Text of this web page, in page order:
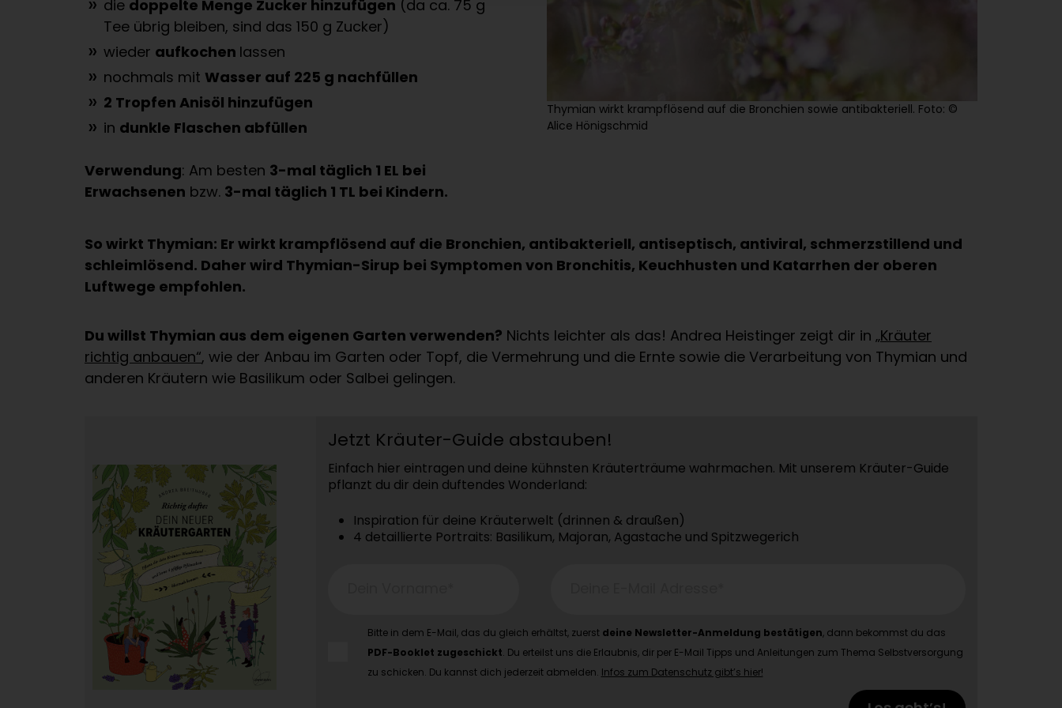
die doppelte Menge Zucker hinzufügen (da ca. 75 g
Tee übrig bleiben, sind das 150 g Zucker)
wieder aufkochen lassen
nochmals mit Wasser auf 225 g nachfüllen
2 Tropfen Anisöl hinzufügen
in dunkle Flaschen abfüllen
Verwendung: Am besten 3-mal täglich 1 EL bei
Erwachsenen bzw. 3-mal täglich 1 TL bei Kindern.
Thymian wirkt krampflösend auf die Bronchien sowie antibakteriell. Foto: ©
Alice Hönigschmid
So wirkt Thymian: Er wirkt krampflösend auf die Bronchien, antibakteriell, antiseptisch, antiviral, schmerzstillend und
schleimlösend. Daher wird Thymian-Sirup bei Symptomen von Bronchitis, Keuchhusten und Katarrhen der oberen
Luftwege empfohlen.
Du willst Thymian aus dem eigenen Garten verwenden? Nichts leichter als das! Andrea Heistinger zeigt dir in „Kräuter
richtig anbauen“, wie der Anbau im Garten oder Topf, die Vermehrung und die Ernte sowie die Verarbeitung von Thymian und
anderen Kräutern wie Basilikum oder Salbei gelingen.
Jetzt Kräuter-Guide abstauben!
Einfach hier eintragen und deine kühnsten Kräuterträume wahrmachen. Mit unserem Kräuter-Guide
pflanzt du dir dein duftendes Wonderland:
Inspiration für deine Kräuterwelt (drinnen & draußen)
4 detaillierte Portraits: Basilikum, Majoran, Agastache und Spitzwegerich
Bitte in dem E-Mail, das du gleich erhältst, zuerst deine Newsletter-Anmeldung bestätigen, dann bekommst du das
PDF-Booklet zugeschickt. Du erteilst uns die Erlaubnis, dir per E-Mail Tipps und Anleitungen zum Thema Selbstversorgung
zu schicken. Du kannst dich jederzeit abmelden. Infos zum Datenschutz gibt’s hier!